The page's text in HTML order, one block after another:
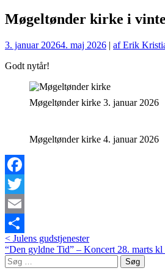
Møgeltønder kirke i
3. januar 20264. maj 2026 | af Erik
Godt nytår!
Møgeltønder kirke 3. januar 2026
Møgeltønder kirke 4. januar 2026
Facebook
Twitter
Email
Del
Post
navigation
< Julens gudstjenester
“Den gyldne Tid” – Koncert 28. marts kl
Søg
efter: